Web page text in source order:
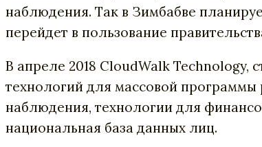
наблюдения. Так в Зимбабве
перейдет в пользование
В апреле 2018 CloudWalk Technology,
технологий для массовой
наблюдения, технологии для
национальная база данных лиц.